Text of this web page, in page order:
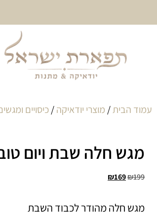
10% הנחה על כל
כיסוי לטלית ולתפילין
עמוד הבית/ מוצרי יודאיקה/כיסויים
מגש חלה שבת ויום
₪199
₪169
מגש חלה מהודר לכבוד השבת